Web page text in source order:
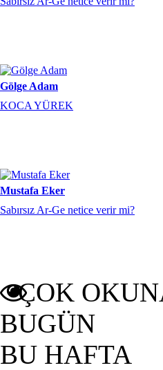
Gölge Adam
KOCA YÜREK
Mustafa Eker
Sabırsız Ar-Ge netice verir mi?
ÇOK
BUGÜN
BU HAFTA